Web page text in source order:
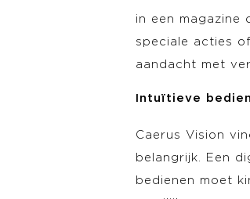
in een magazine
speciale acties
aandacht met
Intuïtieve
Caerus Vision
belangrijk. Een
bedienen moet